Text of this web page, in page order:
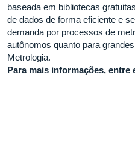
baseada em bibliotecas
de dados de forma eficiente e
demanda por processos de
autônomos quanto para
Metrologia.
Para mais informações,